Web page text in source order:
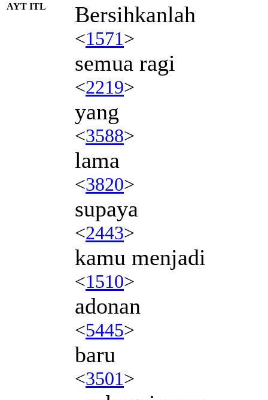
AYT ITL Bersihkanlah
<1571>
semua ragi
<2219>
yang
<3588>
lama
<3820>
supaya
<2443>
kamu menjadi
<1510>
adonan
<5445>
baru
<3501>